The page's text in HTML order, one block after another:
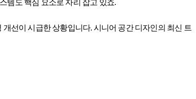
템도 핵심 요소로 자리 잡고 있죠.
선이 시급한 상황입니다. 시니어 공간 디자인의 최신 트